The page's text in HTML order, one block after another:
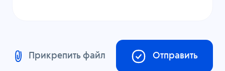
Прикрепить файл Отправить